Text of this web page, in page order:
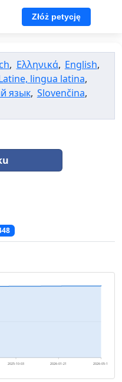
Złóż petycję
, Ελληνικά, English,
lingua latina,
язык, Slovenčina,
2025-10-03 2026-01-21 2026-05-11